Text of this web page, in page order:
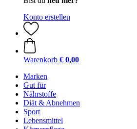
Konto erstellen
Warenkorb € 0,00
Marken
Gut für
Nährstoffe
Diät & Abnehmen
Sport
Lebensmittel